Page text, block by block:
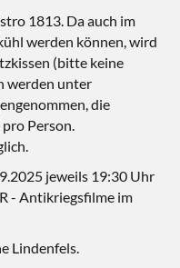
1813. Da auch im
werden können, wird
(bitte keine
werden unter
die
Person.
jeweils 19:30 Uhr
- Antikriegsfilme im
Lindenfels.